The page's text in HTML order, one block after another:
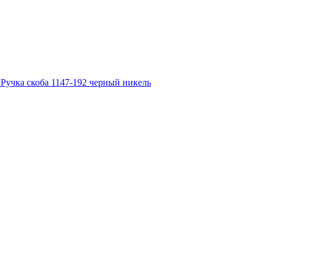
Ручка скоба 1147-192 черный никель